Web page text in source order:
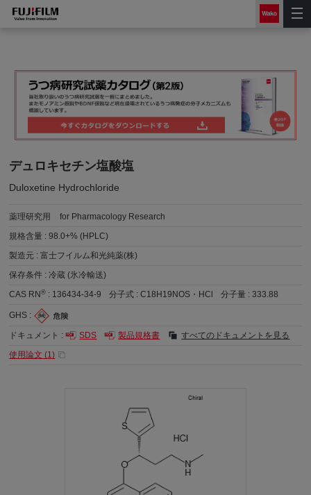
デュロキセチン塩酸塩
Duloxetine Hydrochloride
薬理研究用
for Pharmacology Research
規格含量 :98.0+% (HPLC)
製造元 :富士フイルム和光純薬(株)
保存条件 :冷蔵 (氷冷輸送)
CAS RN® : 136434-34-9 分子式 :C18H19NOS・HCl 分子量 :333.88
GHS :
ドキュメント : SDS 製品規格書
すべてのドキュメントを見る
使用論文 (1)